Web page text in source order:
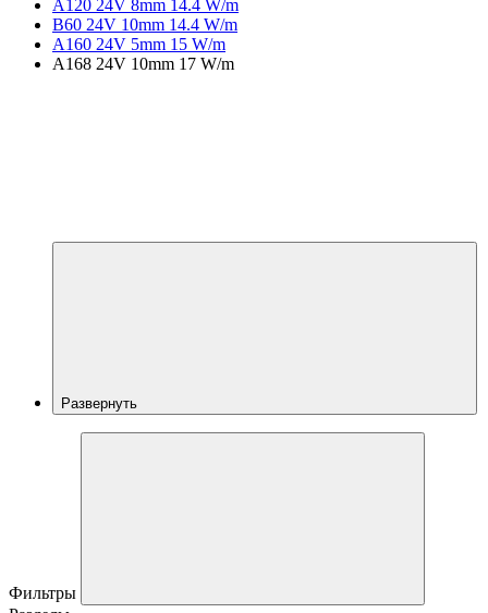
A120 24V 8mm 14.4 W/m
B60 24V 10mm 14.4 W/m
A160 24V 5mm 15 W/m
A168 24V 10mm 17 W/m
Развернуть
Фильтры